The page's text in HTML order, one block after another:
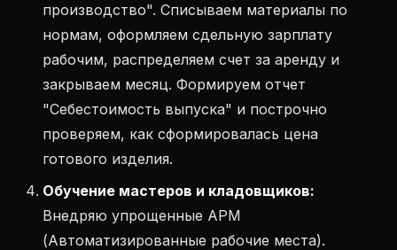
производство". Списываем материалы по
нормам, оформляем сдельную зарплату
рабочим, распределяем счет за аренду и
закрываем месяц. Формируем отчет
"Себестоимость выпуска" и построчно
проверяем, как сформировалась цена
готового изделия.
Обучение мастеров и кладовщиков:
Внедряю упрощенные АРМ
(Автоматизированные рабочие места).